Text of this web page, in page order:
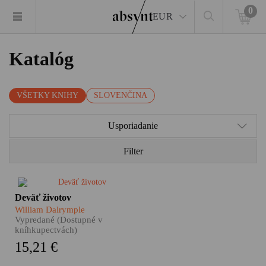
EUR
0
Katalóg
VŠETKY KNIHY SLOVENČINA
Usporiadanie
Filter
Vykročíte po rušnej modernej
ste v celkom inom svete.
Rýchlo sa rozvíjajúca
ekonomika na jednej a
vytrácajúce sa náboženské
Deväť životov
William Dalrymple
Vypredané (Dostupné v
kníhkupectvách)
15,21 €